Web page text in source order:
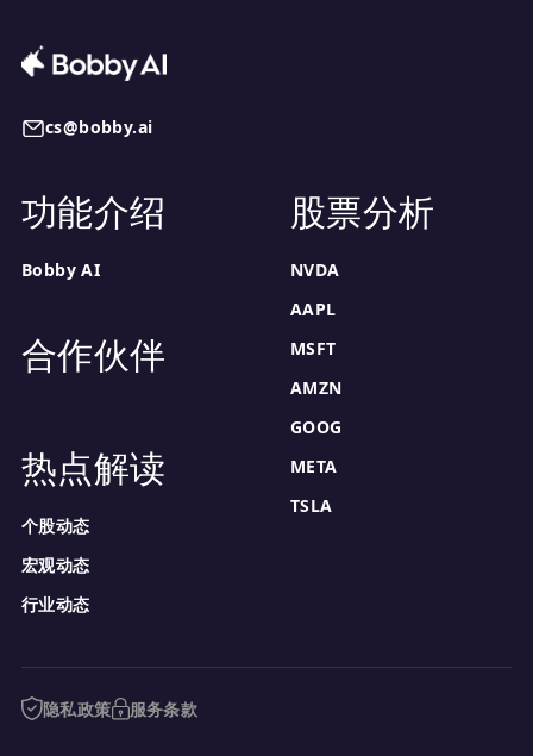
cs@bobby.ai
功能介绍
Bobby AI
合作伙伴
热点解读
个股动态
宏观动态
行业动态
股票分析
NVDA
AAPL
MSFT
AMZN
GOOG
META
TSLA
隐私政策 服务条款